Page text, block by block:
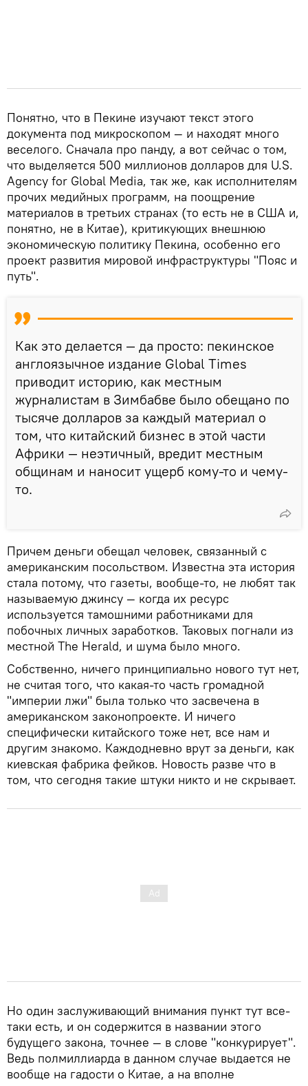
Понятно, что в Пекине изучают текст этого
документа под микроскопом — и находят много
веселого. Сначала про панду, а вот сейчас о том,
что выделяется 500 миллионов долларов для U.S.
Agency for Global Media, так же, как исполнителям
прочих медийных программ, на поощрение
материалов в третьих странах (то есть не в США и,
понятно, не в Китае), критикующих внешнюю
экономическую политику Пекина, особенно его
проект развития мировой инфраструктуры "Пояс и
путь".
Как это делается — да просто: пекинское
англоязычное издание Global Times
приводит историю, как местным
журналистам в Зимбабве было обещано по
тысяче долларов за каждый материал о
том, что китайский бизнес в этой части
Африки — неэтичный, вредит местным
общинам и наносит ущерб кому-то и чему-
то.
Причем деньги обещал человек, связанный с
американским посольством. Известна эта история
стала потому, что газеты, вообще-то, не любят так
называемую джинсу — когда их ресурс
используется тамошними работниками для
побочных личных заработков. Таковых погнали из
местной The Herald, и шума было много.
Собственно, ничего принципиально нового тут нет,
не считая того, что какая-то часть громадной
"империи лжи" была только что засвечена в
американском законопроекте. И ничего
специфически китайского тоже нет, все нам и
другим знакомо. Каждодневно врут за деньги, как
киевская фабрика фейков. Новость разве что в
том, что сегодня такие штуки никто и не скрывает.
Но один заслуживающий внимания пункт тут все-
таки есть, и он содержится в названии этого
будущего закона, точнее — в слове "конкурирует".
Ведь полмиллиарда в данном случае выдается не
вообще на гадости о Китае, а на вполне